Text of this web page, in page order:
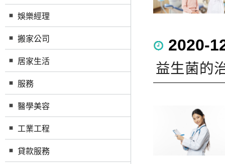
娛樂經理
搬家公司
居家生活
服務
醫學美容
工業工程
貸款服務
2020-
益生菌的